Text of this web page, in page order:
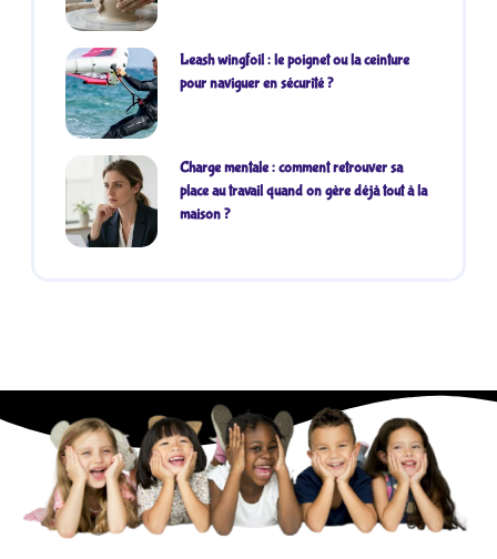
Leash wingfoil : le poignet ou la ceinture
pour naviguer en sécurité ?
Charge mentale : comment retrouver sa
place au travail quand on gère déjà tout à la
maison ?